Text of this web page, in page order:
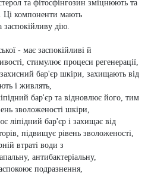
та фітосфінгозин зміцнюють та
Ці компоненти мають
дію.
- має заспокійливі й
стимулює процеси регенерації,
бар'єр шкіри, захищають від
і живлять,
бар'єр та відновлює його, тим
зволоженості шкіри,
ліпідний бар'єр і захищає від
підвищує рівень зволоженості,
втраті води з
антибактеріальну,
подразнення,